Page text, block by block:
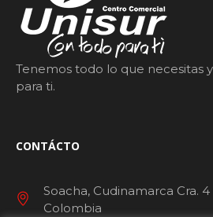
Tenemos todo lo que necesitas
para ti.
CONTÁCTO
Soacha, Cudinamarca Cra. 4
Colombia